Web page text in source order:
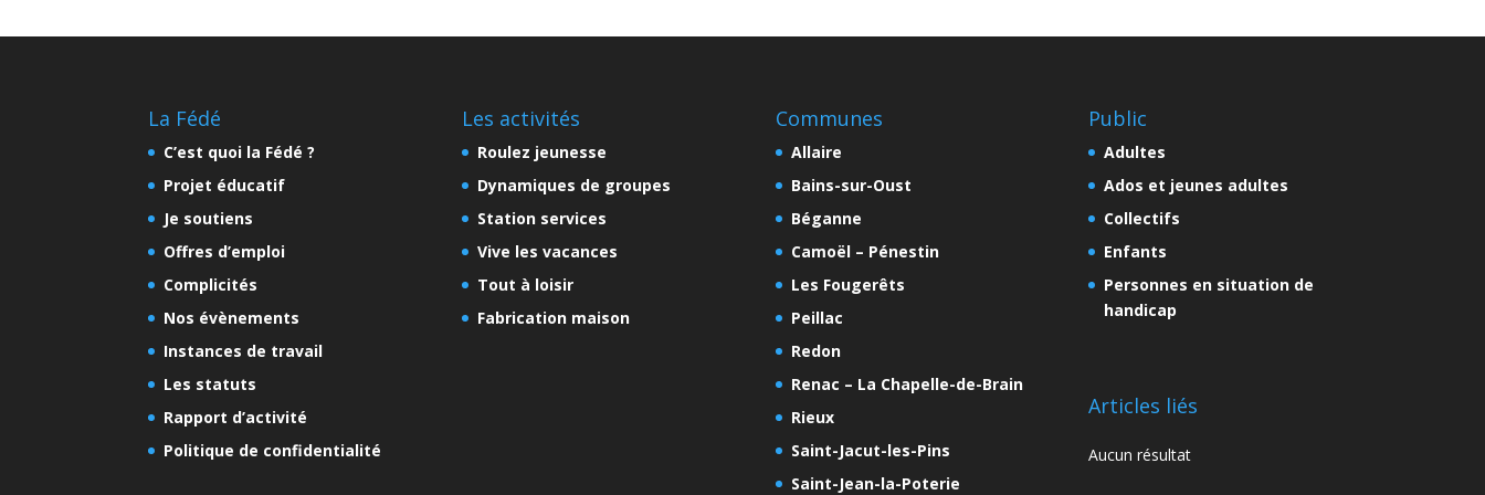
La Fédé
C’est quoi la Fédé ?
Projet éducatif
Je soutiens
Offres d’emploi
Complicités
Nos évènements
Instances de travail
Les statuts
Rapport d’activité
Politique de confidentialité
Les activités
Roulez jeunesse
Dynamiques de groupes
Station services
Vive les vacances
Tout à loisir
Fabrication maison
Communes
Allaire
Bains-sur-Oust
Béganne
Camoël – Pénestin
Les Fougerêts
Peillac
Redon
Renac – La Chapelle-de-Brain
Rieux
Saint-Jacut-les-Pins
Saint-Jean-la-Poterie
Public
Adultes
Ados et jeunes adultes
Collectifs
Enfants
Personnes en situation de
handicap
Articles liés
Aucun résultat